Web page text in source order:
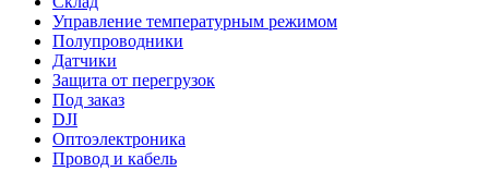
Управление температурным режимом
Полупроводники
Датчики
Защита от перегрузок
Под заказ
DJI
Оптоэлектроника
Провод и кабель